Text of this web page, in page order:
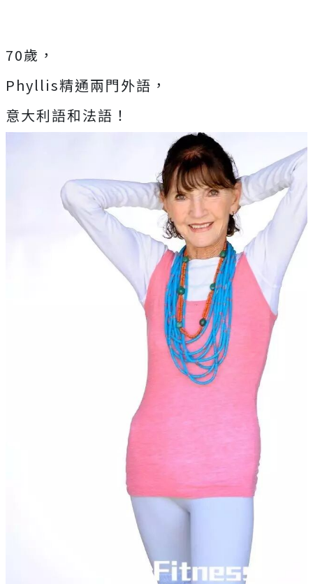
70歲，
Phyllis精通兩門外語，
意大利語和法語！